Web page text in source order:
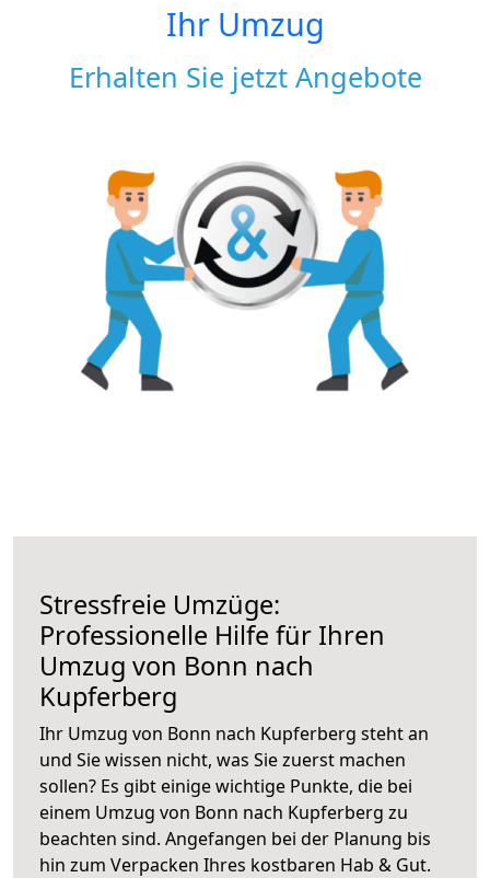
Ihr Umzug
Erhalten Sie jetzt Angebote
Stressfreie Umzüge:
Professionelle Hilfe für Ihren
Umzug von Bonn nach
Kupferberg
Ihr Umzug von Bonn nach Kupferberg steht an
und Sie wissen nicht, was Sie zuerst machen
sollen? Es gibt einige wichtige Punkte, die bei
einem Umzug von Bonn nach Kupferberg zu
beachten sind. Angefangen bei der Planung bis
hin zum Verpacken Ihres kostbaren Hab & Gut.